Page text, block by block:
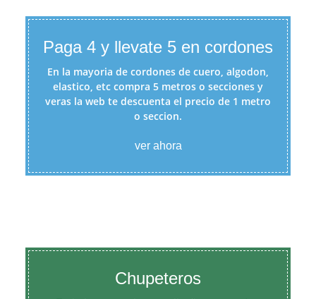
Paga 4 y llevate 5 en cordones
En la mayoria de cordones de cuero, algodon,
elastico, etc compra 5 metros o secciones y
veras la web te descuenta el precio de 1 metro
o seccion.
ver ahora
Chupeteros